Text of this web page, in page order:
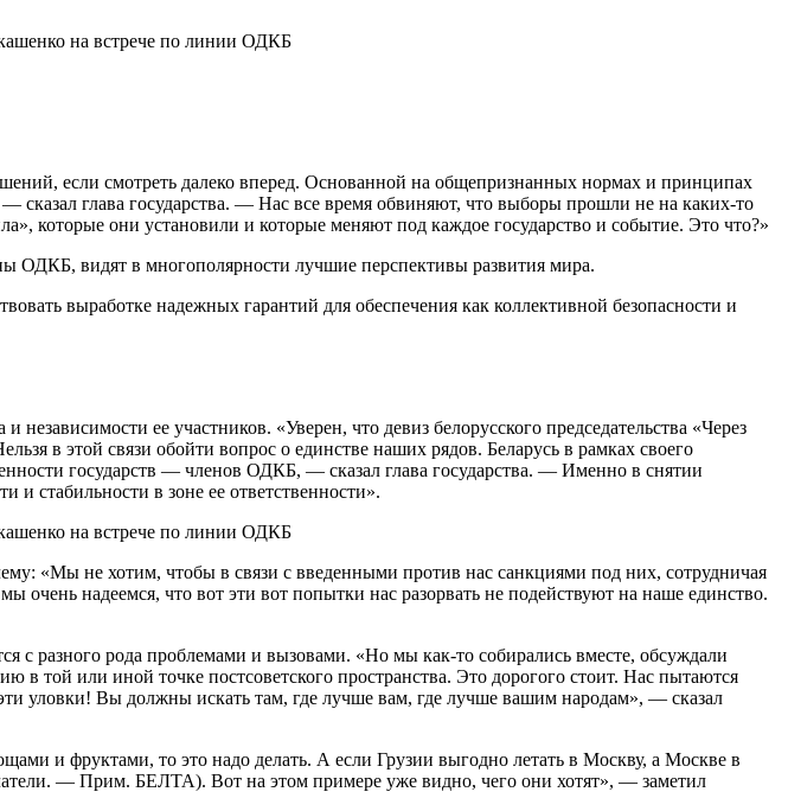
если смотреть далеко вперед. Основанной на общепризнанных нормах и принципах
глава государства. — Нас все время обвиняют, что выборы прошли не на каких-то
которые они установили и которые меняют под каждое государство и событие. Это что?»
ОДКБ, видят в многополярности лучшие перспективы развития мира.
выработке надежных гарантий для обеспечения как коллективной безопасности и
ее участников. «Уверен, что девиз белорусского председательства «Через
в этой связи обойти вопрос о единстве наших рядов. Беларусь в рамках своего
государств — членов ОДКБ, — сказал глава государства. — Именно в снятии
стабильности в зоне ее ответственности».
«Мы не хотим, чтобы в связи с введенными против нас санкциями под них, сотрудничая
надеемся, что вот эти вот попытки нас разорвать не подействуют на наше единство.
с разного рода проблемами и вызовами. «Но мы как-то собирались вместе, обсуждали
той или иной точке постсоветского пространства. Это дорогого стоит. Нас пытаются
уловки! Вы должны искать там, где лучше вам, где лучше вашим народам», — сказал
и фруктами, то это надо делать. А если Грузии выгодно летать в Москву, а Москве в
— Прим. БЕЛТА). Вот на этом примере уже видно, чего они хотят», — заметил